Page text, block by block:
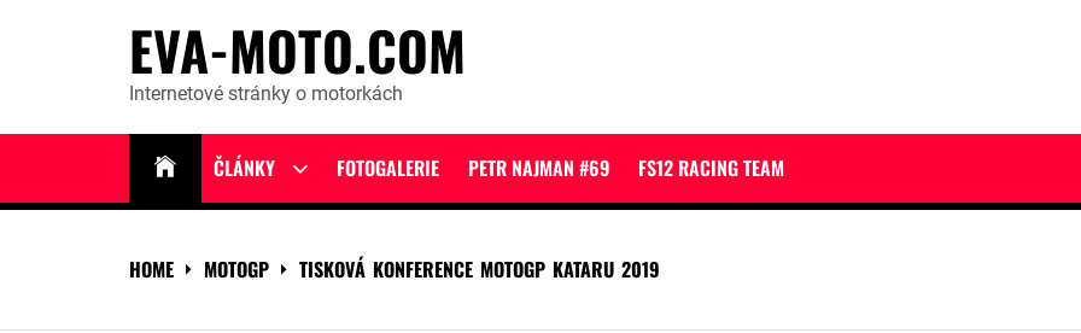
EVA-MOTO.COM
Internetové stránky o motorkách
ČLÁNKY
Show
menu
FOTOGALERIE PETR NAJMAN #69 FS12 RACING TEAM
HOME MOTOGP TISKOVÁ KONFERENCE MOTOGP KATARU 2019